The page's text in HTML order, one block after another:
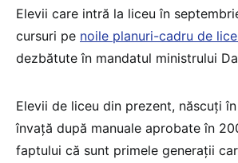
Elevii care intră la liceu în
cursuri pe noile planuri-cadru de
dezbătute în mandatul ministrului
Elevii de liceu din prezent, născuți
învață după manuale aprobate în
faptului că sunt primele generații